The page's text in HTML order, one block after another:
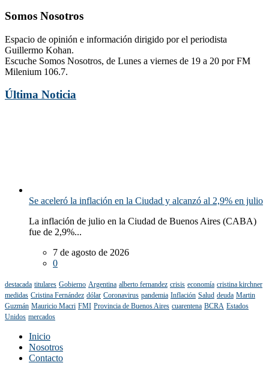
Somos Nosotros
Espacio de opinión e información dirigido por el periodista
Guillermo Kohan.
Escuche Somos Nosotros, de Lunes a viernes de 19 a 20 por FM
Milenium 106.7.
Última Noticia
Se aceleró la inflación en la Ciudad y alcanzó al 2,9% en julio
La inflación de julio en la Ciudad de Buenos Aires (CABA)
fue de 2,9%...
7 de agosto de 2026
0
destacada titulares Gobierno Argentina alberto fernandez crisis economía cristina kirchner
medidas Cristina Fernández dólar Coronavirus pandemia Inflación Salud deuda Martin
Guzmán Mauricio Macri FMI Provincia de Buenos Aires cuarentena BCRA Estados
Unidos mercados
Inicio
Nosotros
Contacto